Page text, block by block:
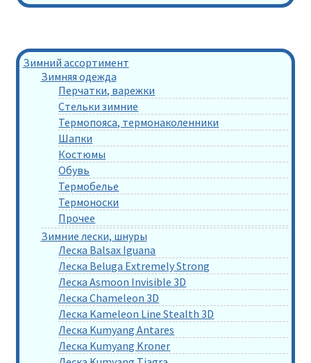
Зимний ассортимент
Зимняя одежда
Перчатки, варежки
Стельки зимние
Термопояса, термонаколенники
Шапки
Костюмы
Обувь
Термобелье
Термоноски
Прочее
Зимние лески, шнуры
Леска Balsax Iguana
Леска Beluga Extremely Strong
Леска Asmoon Invisible 3D
Леска Chameleon 3D
Леска Kameleon Line Stealth 3D
Леска Kumyang Antares
Леска Kumyang Kroner